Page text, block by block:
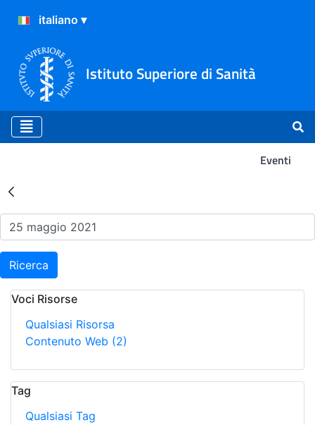
Istituto Superiore di Sanità
Eventi
Risultati della Ricerca -
Ricerca
Voci Risorse
Qualsiasi Risorsa
Contenuto Web (2)
Tag
Qualsiasi Tag